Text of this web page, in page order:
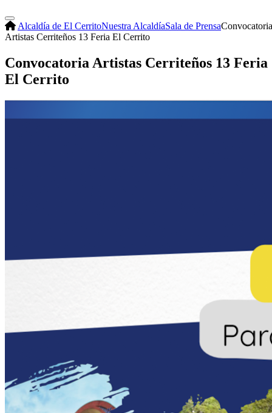
Alcaldía de El CerritoNuestra AlcaldíaSala de PrensaConvocatoria
Artistas Cerriteños 13 Feria El Cerrito
Convocatoria Artistas Cerriteños 13 Feria
El Cerrito